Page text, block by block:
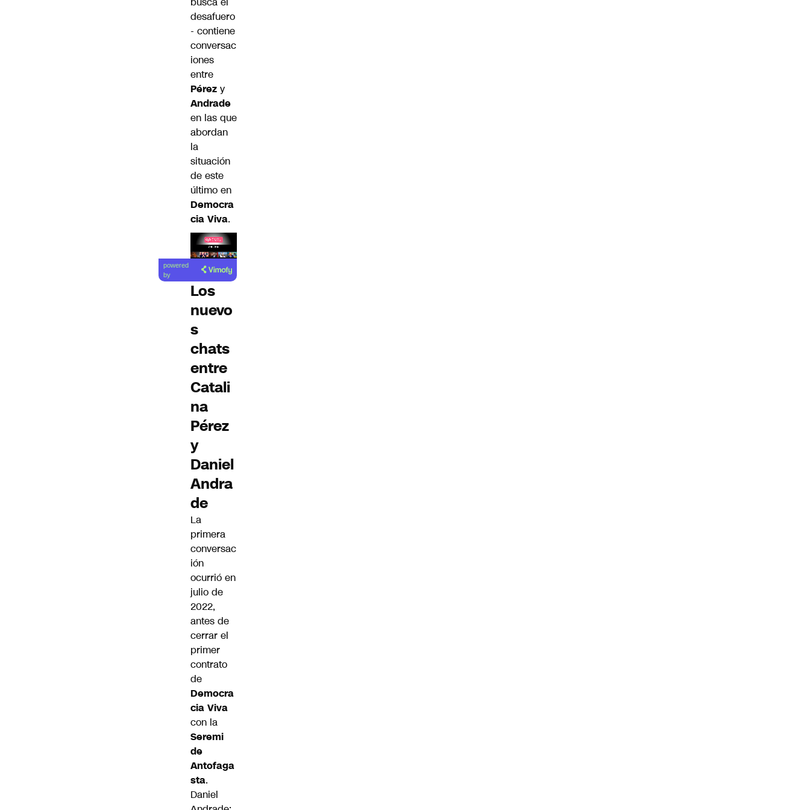
desafuero
- contiene
conversac
iones
entre
Pérez y
Andrade
en las que
abordan
la
situación
de este
último en
Democra
cia Viva.
Lea el
artículo
powered
by
Los
nuevo
s
chats
entre
Catali
na
Pérez
y
Daniel
Andra
de
La
primera
conversac
ión
ocurrió en
julio de
2022,
antes de
cerrar el
primer
contrato
de
Democra
cia Viva
con la
Seremi
de
Antofaga
sta.
Daniel